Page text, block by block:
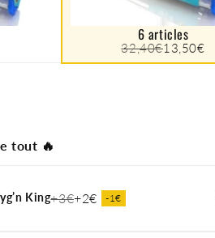
6 articles
32,40€13,50€
tout 🔥
King+3€+2€ -1€